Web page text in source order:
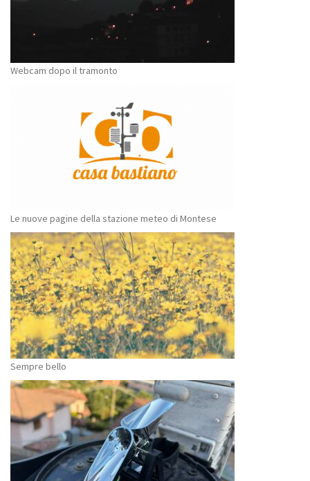
Webcam dopo il tramonto
Le nuove pagine della stazione meteo di Montese
Sempre bello